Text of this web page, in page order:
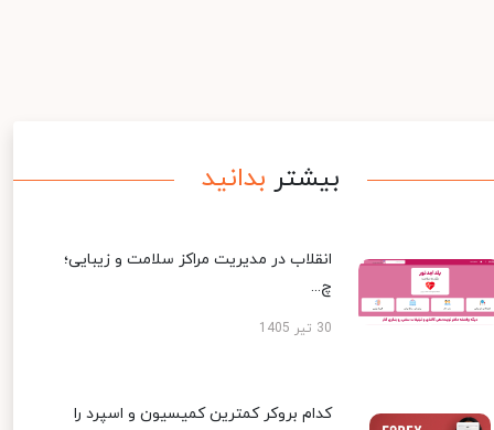
بیشتر بدانید
انقلاب در مدیریت مراکز سلامت و زیبایی؛
چ...
30 تیر 1405
کدام بروکر کمترین کمیسیون و اسپرد را